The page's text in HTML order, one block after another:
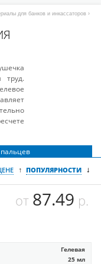
для банков и инкассаторов ›
труд.
↑ ПОПУЛЯРНОСТИ ↓
от 87.49 р.
Гелевая
25 мл